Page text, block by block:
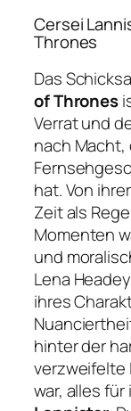
Cersei
Thrones
Das
of Thrones
Verrat und
nach Macht,
hat. Von
Zeit als
Momenten
und
Lena
ihres
hinter der
verzweifelte
war, alles